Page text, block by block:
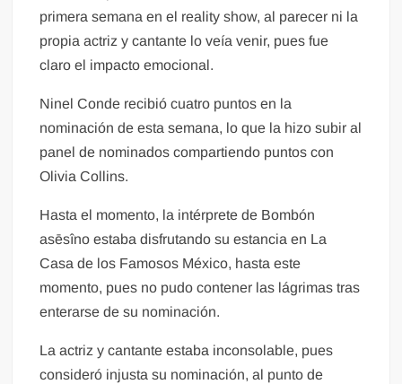
primera semana en el reality show, al parecer ni la
propia actriz y cantante lo veía venir, pues fue
claro el impacto emocional.
Ninel Conde recibió cuatro puntos en la
nominación de esta semana, lo que la hizo subir al
panel de nominados compartiendo puntos con
Olivia Collins.
Hasta el momento, la intérprete de Bombón
asēsîno estaba disfrutando su estancia en La
Casa de los Famosos México, hasta este
momento, pues no pudo contener las lágrimas tras
enterarse de su nominación.
La actriz y cantante estaba inconsolable, pues
consideró injusta su nominación, al punto de